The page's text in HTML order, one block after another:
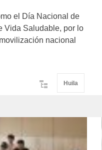
el Día Nacional de
Vida Saludable, por lo
nacional
Huila